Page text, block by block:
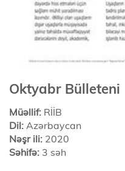
Oktyabr Bülleteni
Müəllif: RİİB
Dil: Azərbaycan
Nəşr ili: 2020
Səhifə: 3 səh